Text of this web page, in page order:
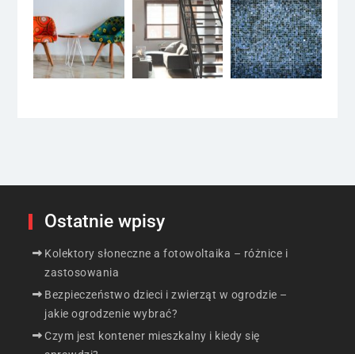
Ostatnie wpisy
Kolektory słoneczne a fotowoltaika – różnice i
zastosowania
Bezpieczeństwo dzieci i zwierząt w ogrodzie –
jakie ogrodzenie wybrać?
Czym jest kontener mieszkalny i kiedy się